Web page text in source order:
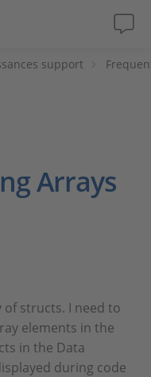
support
Arrays
of structs. I need to
elements in the
in the Data
during code